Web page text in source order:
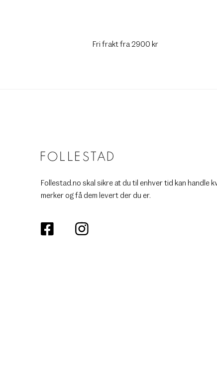
Fri frakt fra 2900 kr
Follestad.no skal sikre at du til enhver tid kan handle
merker og få dem levert der du er.